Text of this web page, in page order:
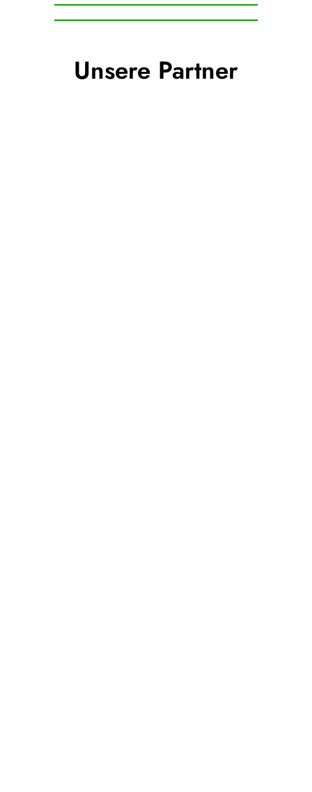
Unsere Partner